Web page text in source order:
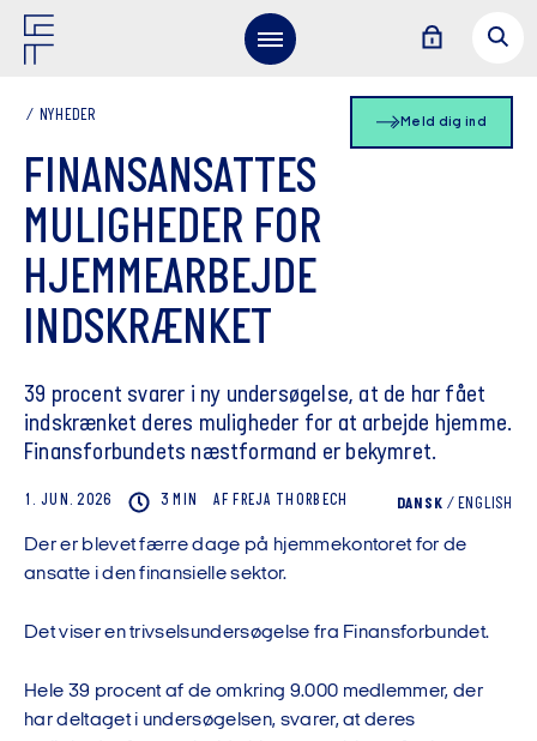
Meld dig ind
NYHEDER
FINANSANSATTES
MULIGHEDER FOR
HJEMMEARBEJDE
INDSKRÆNKET
39 procent svarer i ny undersøgelse, at de har fået
indskrænket deres muligheder for at arbejde hjemme.
Finansforbundets næstformand er bekymret.
1. JUN. 2026 3 MIN AF FREJA THORBECH DANSK / ENGLISH
Der er blevet færre dage på hjemmekontoret for de
ansatte i den finansielle sektor.
Det viser en trivselsundersøgelse fra Finansforbundet.
Hele 39 procent af de omkring 9.000 medlemmer, der
har deltaget i undersøgelsen, svarer, at deres